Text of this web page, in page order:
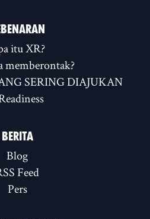
itu XR?
memberontak?
SERING DIAJUKAN
BERITA
Blog
Feed
Pers